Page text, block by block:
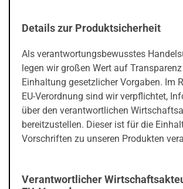
Details zur Produktsicherheit
Als verantwortungsbewusstes
legen wir großen Wert auf
Einhaltung gesetzlicher Vorgaben. Im
EU-Verordnung sind wir verpflichtet,
über den verantwortlichen
bereitzustellen. Dieser ist für die
Vorschriften zu unseren Produkten
Verantwortlicher